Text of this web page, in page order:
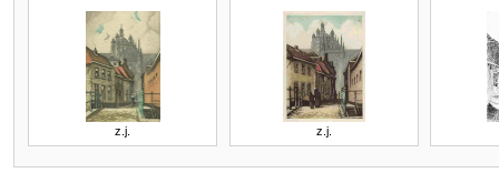
z.j. z.j.